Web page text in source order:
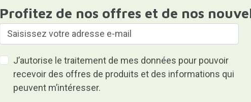
Profitez de nos offres et de nos
J’autorise le traitement de mes données pour pouvoir
recevoir des offres de produits et des informations qui
peuvent m’intéresser.